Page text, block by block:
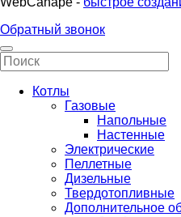
Обратный звонок
Котлы
Газовые
Напольные
Настенные
Электрические
Пеллетные
Дизельные
Твердотопливные
Дополнительное